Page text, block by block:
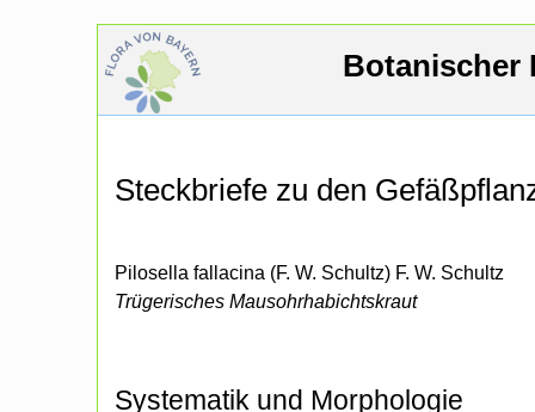
Botanischer
Steckbriefe zu den
Pilosella fallacina (F. W. Schultz) F. W. Schultz
Trügerisches Mausohrhabichtskraut
Systematik und Morphologie